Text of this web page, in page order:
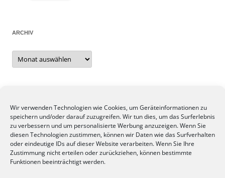
Wir verwenden Technologien wie Cookies, um Geräteinformationen zu
speichern und/oder darauf zuzugreifen. Wir tun dies, um das Surferlebnis
zu verbessern und um personalisierte Werbung anzuzeigen. Wenn Sie
diesen Technologien zustimmen, können wir Daten wie das Surfverhalten
oder eindeutige IDs auf dieser Website verarbeiten. Wenn Sie Ihre
Zustimmung nicht erteilen oder zurückziehen, können bestimmte
Funktionen beeinträchtigt werden.
ARCHIV
Archiv
Anmelden
Eintrags-Feed
Kommentar-Feed
WordPress.org